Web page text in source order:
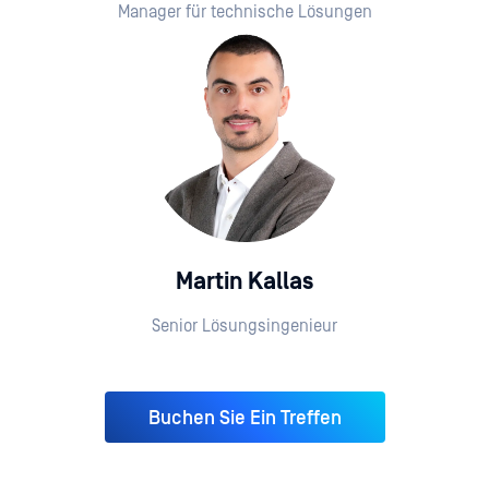
Manager für technische Lösungen
Martin Kallas
Senior Lösungsingenieur
Buchen Sie Ein Treffen